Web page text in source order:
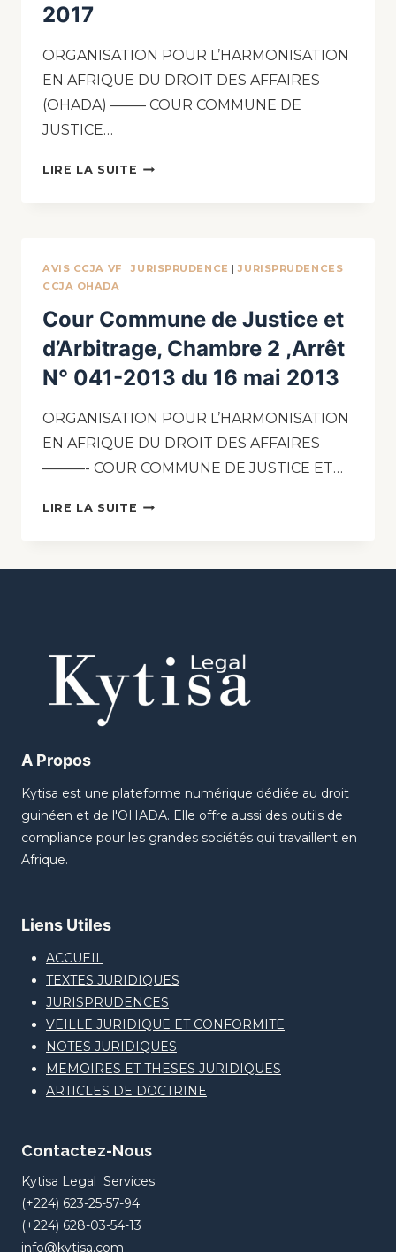
2017
ORGANISATION POUR L’HARMONISATION
EN AFRIQUE DU DROIT DES AFFAIRES
(OHADA) ——– COUR COMMUNE DE
JUSTICE…
LIRE LA SUITE
AVIS CCJA VF |JURISPRUDENCE |JURISPRUDENCES
CCJA OHADA
Cour Commune de Justice et
d’Arbitrage, Chambre 2 ,Arrêt
N° 041-2013 du 16 mai 2013
ORGANISATION POUR L’HARMONISATION
EN AFRIQUE DU DROIT DES AFFAIRES
———- COUR COMMUNE DE JUSTICE ET…
LIRE LA SUITE
A Propos
Kytisa est une plateforme numérique dédiée au droit
guinéen et de l'OHADA. Elle offre aussi des outils de
compliance pour les grandes sociétés qui travaillent en
Afrique.
Liens Utiles
ACCUEIL
TEXTES JURIDIQUES
JURISPRUDENCES
VEILLE JURIDIQUE ET CONFORMITE
NOTES JURIDIQUES
MEMOIRES ET THESES JURIDIQUES
ARTICLES DE DOCTRINE
Contactez-Nous
Kytisa Legal Services
(+224) 623-25-57-94
(+224) 628-03-54-13
info@kytisa.com